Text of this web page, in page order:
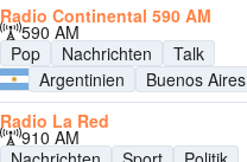
Radio Continental 590 AM
590 AM
Pop
Nachrichten
Talk
Argentinien
Buenos Aires
Radio La Red
910 AM